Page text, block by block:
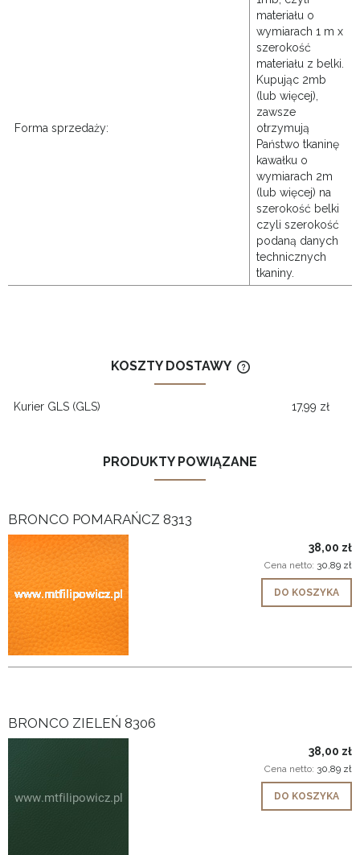
Forma sprzedaży:
materiału o
wymiarach 1 m x
szerokość
materiału z belki.
Kupując 2mb
(lub więcej),
zawsze
otrzymują
Państwo tkaninę
kawałku o
wymiarach 2m
(lub więcej) na
szerokość belki
czyli szerokość
podaną danych
technicznych
tkaniny.
KOSZTY DOSTAWY
Kurier GLS (GLS) 17,99 zł
PRODUKTY POWIĄZANE
BRONCO POMARAŃCZ 8313
38,00 zł
Cena netto: 30,89 zł
DO KOSZYKA
BRONCO ZIELEŃ 8306
38,00 zł
Cena netto: 30,89 zł
DO KOSZYKA